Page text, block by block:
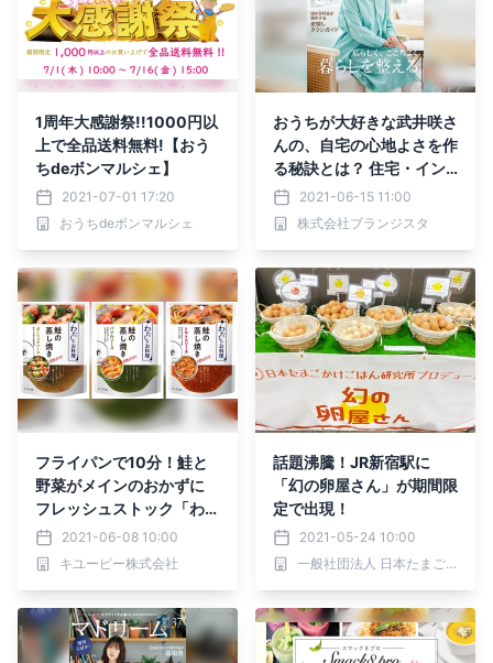
1周年大感謝祭!!1000円以
上で全品送料無料!【おう
ちdeボンマルシェ】
2021-07-01 17:20
おうちdeボンマルシェ
おうちが大好きな武井咲さ
んの、自宅の心地よさを作
る秘訣とは？ 住宅・イン
テリア電子雑誌『マドリー
ム』Vol.38公開
2021-06-15 11:00
株式会社ブランジスタ
フライパンで10分！鮭と
野菜がメインのおかずに
フレッシュストック「わた
しのお料理」ブランドから
「鮭の蒸し焼き」3品を新
発売 6月23日(水)から全
2021-06-08 10:00
キユーピー株式会社
話題沸騰！JR新宿駅に
「幻の卵屋さん」が期間限
定で出現！
2021-05-24 10:00
一般社団法人 日本たまごかけごはん研究所